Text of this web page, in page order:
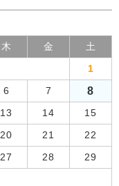
木 金 土
1
6 7 8
13 14 15
20 21 22
27 28 29